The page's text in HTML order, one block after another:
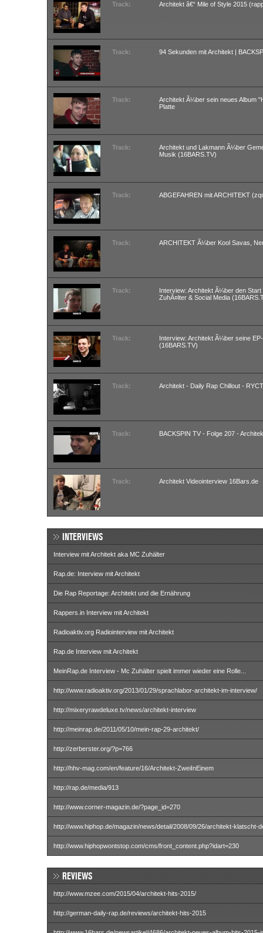
Track: Architekt â€“ Mile of Style 2015
Track: 94 Sekunden mit Architekt |
Track:
Architekt Ã¼ber sein neues Album
Platte
Track:
Architekt und Lakmann Ã¼ber
Musik (16BARS.TV)
Track: ABGEFAHREN mit ARCHITEKT
Track: ARCHITEKT Ã¼ber Kool Savas,
Track:
Interview: Architekt Ã¼ber den
ZuhÃ¤lter & Social Media
Track:
Interview: Architekt Ã¼ber seine
(16BARS.TV)
Track: Architekt - Daily Rap Chillout -
Track: BACKSPIN TV - Folge 207 -
Track: Architekt Videointerview 16Bars.de
INTERVIEWS
Interview mit Architekt aka MC Zuhälter
Rap.de: Interview mit Architekt
Die Rap Reportage: Architekt und die Ernährung
Rappers.in Interview mit Architekt
Radioaktiv.org Radiointerview mit Architekt
Rap.de Interview mit Architekt
MeinRap.de Interview - Mc Zuhälter spielt immer wieder eine Rolle...
http://www.radioaktiv.org/2013/01/29/sprachlabor-architekt-im-interview/
http://mixeryrawdeluxe.tv/news/architekt-interview
http://meinrap.de/2011/05/10/mein-rap-29-architekt/
http://zerberster.org/?p=766
http://hhv-mag.com/en/feature/16/Architekt-ZweiInEinem
http://rap.de/media/913
http://www.corner-magazin.de/?page_id=270
http://www.hiphop.de/magazin/news/detail/2008/09/26/architekt-klatscht-
http://www.hiphopwontstop.com/cms/front_content.php?idart=230
REVIEWS
http://www.mzee.com/2015/04/architekt-hits-2015/
http://german-daily-rap.de/reviews/architekt-hits-2015